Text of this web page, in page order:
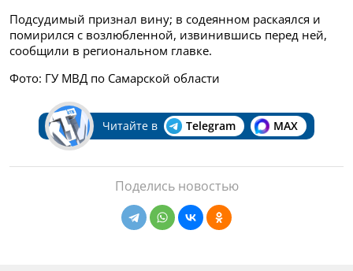
Подсудимый признал вину; в содеянном раскаялся и
помирился с возлюбленной, извинившись перед ней,
сообщили в региональном главке.
Фото: ГУ МВД по Самарской области
Читайте в Telegram MAX
Поделись новостью